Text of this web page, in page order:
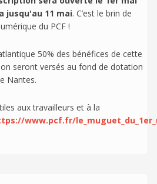
jusqu'au 11 mai. C’est le brin de
du PCF !
50% des bénéfices de cette
seront versés au fond de dotation
Nantes.
aux travailleurs et à la
www.pcf.fr/